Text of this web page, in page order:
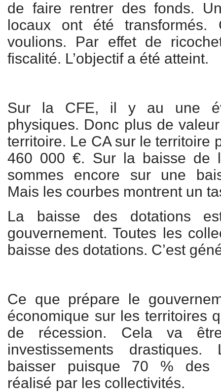
de faire rentrer des fonds.
locaux ont été transformés.
voulions. Par effet de
fiscalité. L’objectif a été atteint.
Sur la CFE, il y au une
physiques. Donc plus de
territoire. Le CA sur le territoire
460 000 €. Sur la baisse de
sommes encore sur une
Mais les courbes montrent un
La baisse des dotations
gouvernement. Toutes les
baisse des dotations. C’est
Ce que prépare le
économique sur les territoires
de récession. Cela va
investissements drastiques.
baisser puisque 70 % des
réalisé par les collectivités.